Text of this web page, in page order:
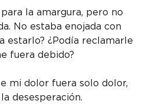
la amargura, pero no
No estaba enojada con
estarlo? ¿Podía reclamarle
fuera debido?
mi dolor fuera solo dolor,
desesperación.